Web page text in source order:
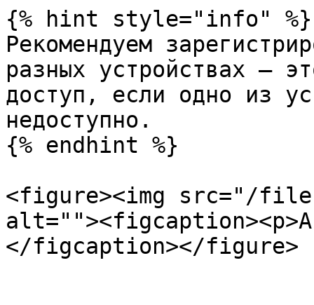
{% hint style="info" %}
Рекомендуем
разных устройствах —
доступ, если одно из
недоступно.
{% endhint %}
<figure><img src="/files/
</figcaption></figure>